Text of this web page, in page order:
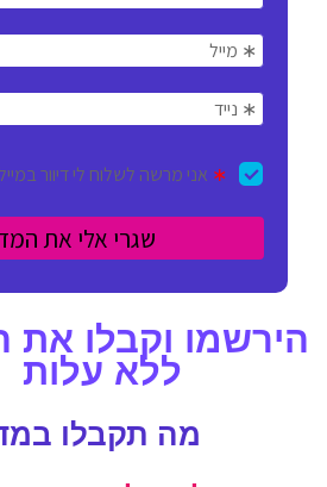
הירשמו וקבלו את
ללא עלות
מה תקבלו